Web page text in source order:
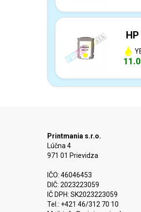
Printmania s.r.o.
Lúčna 4
971 01 Prievidza
IČO: 46046453
DIČ: 2023223059
IČ DPH: SK2023223059
Tel.: +421 46/312 70 10